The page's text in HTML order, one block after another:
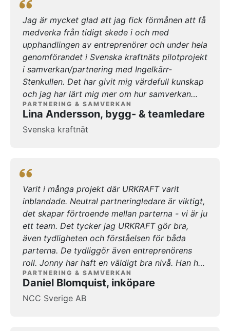
Jag är mycket glad att jag fick förmånen att få
medverka från tidigt skede i och med
upphandlingen av entreprenörer och under hela
genomförandet i Svenska kraftnäts pilotprojekt
i samverkan/partnering med Ingelkärr-
Stenkullen. Det har givit mig värdefull kunskap
och jag har lärt mig mer om hur samverkan
fungerar på riktigt och fått med mig mycket
från upplägget och träffarna vi haft med Jonny
som samverkansledare från URKRAFT. Många
också kan ta med sig i andra projekt som inte
drivs som samverkan. Dessutom har jag fått
större förståelse för entreprenörernas och
lindragarnas arbetssätt genom stor öppenhet
och inblick i deras system, inköp och planering
mm. En riktigt bra kompetensutveckling helt
enkelt. I samverkan/partnering känner jag att
jag fått fokusera på sådant jag tycker är roligt
och viktigt, att få projektet att gå framåt och
hitta bra lösningar på vägen för att nå våra
uppsatta mål, slippa långbänksdiskussioner
och ett otrivsamt arbetsklimat.
PARTNERING & SAMVERKAN
Lina Andersson, bygg- & teamledare
Svenska kraftnät
Varit i många projekt där URKRAFT varit
inblandade. Neutral partneringledare är viktigt,
det skapar förtroende mellan parterna - vi är ju
ett team. Det tycker jag URKRAFT gör bra,
även tydligheten och förståelsen för båda
parterna. De tydliggör även entreprenörens
roll. Jonny har haft en väldigt bra nivå. Han har
väldigt bra erfarenhet och kan bra saker. Det
blir bra uppstyrda samlingar och jag tycker att
resultatet på sikt blir väldigt positivt.
PARTNERING & SAMVERKAN
Daniel Blomquist, inköpare
NCC Sverige AB